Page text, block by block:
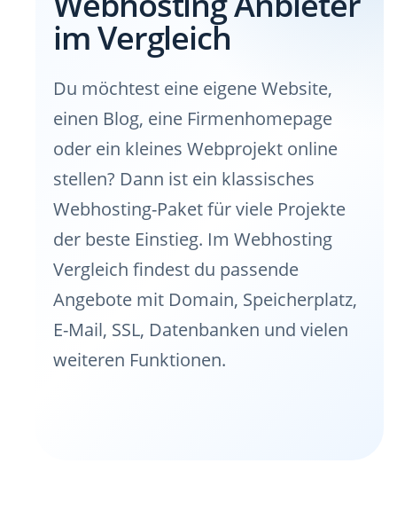
im Vergleich
Du möchtest eine eigene Website,
einen Blog, eine Firmenhomepage
oder ein kleines Webprojekt online
stellen? Dann ist ein klassisches
Webhosting-Paket für viele Projekte
der beste Einstieg. Im Webhosting
Vergleich findest du passende
Angebote mit Domain, Speicherplatz,
E-Mail, SSL, Datenbanken und vielen
weiteren Funktionen.